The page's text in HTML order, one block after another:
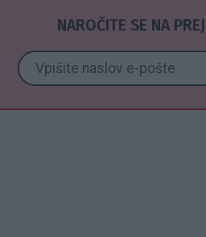
NAROČITE SE NA